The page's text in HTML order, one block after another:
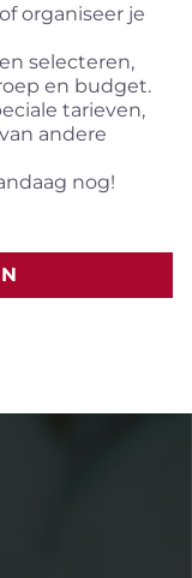
organiseer je
selecteren,
en budget.
tarieven,
andere
nog!